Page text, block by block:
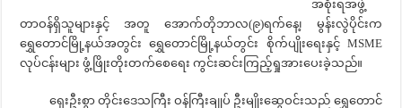
အစိုးရအဖွဲ့
တာဝန်ရှိသူများနှင့် အတူ အောက်တိုဘာလ(၉)ရက်နေ့၊ မွန်းလွဲပိုင်းက
ရွှေတောင်မြို့နယ်အတွင်း ရွှေတောင်မြို့နယ်တွင်း စိုက်ပျိုးရေးနှင့် MSME
လုပ်ငန်းများ ဖွံ့ဖြိုးတိုးတက်စေရေး ကွင်းဆင်းကြည့်ရှုအားပေးခဲ့သည်။
ရှေးဦးစွာ တိုင်းဒေသကြီး ဝန်ကြီးချုပ် ဦးမျိုးဆွေဝင်းသည် ရွှေတောင်